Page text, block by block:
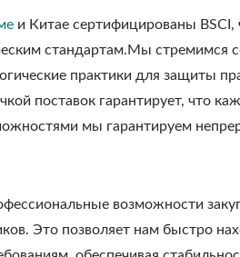
и Китае сертифицированы BSCI,
стандартам.Мы
практики для защиты
поставок гарантирует, что
мы гарантируем
возможности
Это позволяет нам быстро